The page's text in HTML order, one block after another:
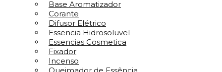
Base Aromatizador
Corante
Difusor Elétrico
Essencia Hidrosoluvel
Essencias Cosmetica
Fixador
Incenso